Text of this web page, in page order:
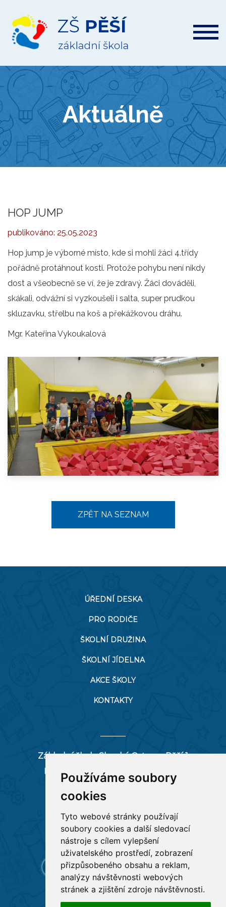
Používáme soubory
cookies
Tyto webové stránky používají
soubory cookies a další sledovací
nástroje s cílem vylepšení
uživatelského prostředí, zobrazení
přizpůsobeného obsahu a reklam,
analýzy návštěvnosti webových
stránek a zjištění zdroje návštěvnosti.
ZŠ
Pěší
Aktuálně
HOP JUMP
publikováno: 25.05.2023
Hop jump je výborné místo, kde si mohli žáci 4.třídy
pořádně protáhnout kosti. Protože pohybu není nikdy
dost a všeobecně se ví, že je zdravý. Žáci dováděli,
skákali, odvážní si vyzkoušeli i salta, super prudkou
skluzavku, střelbu na koš a překážkovou dráhu.
Mgr. Kateřina Vykoukalová
ZPĚT NA SEZNAM
ÚŘEDNÍ DESKA
PRO RODIČE
ŠKOLNÍ DRUŽINA
ŠKOLNÍ JÍDELNA
AKCE ŠKOLY
KONTAKTY
Základní škola Slezská Ostrava, Pěší 1
Pěší 66/1, 712 00 Ostrava-Muglinov
tel:596 244 880
RYCHLÉ ODKAZY